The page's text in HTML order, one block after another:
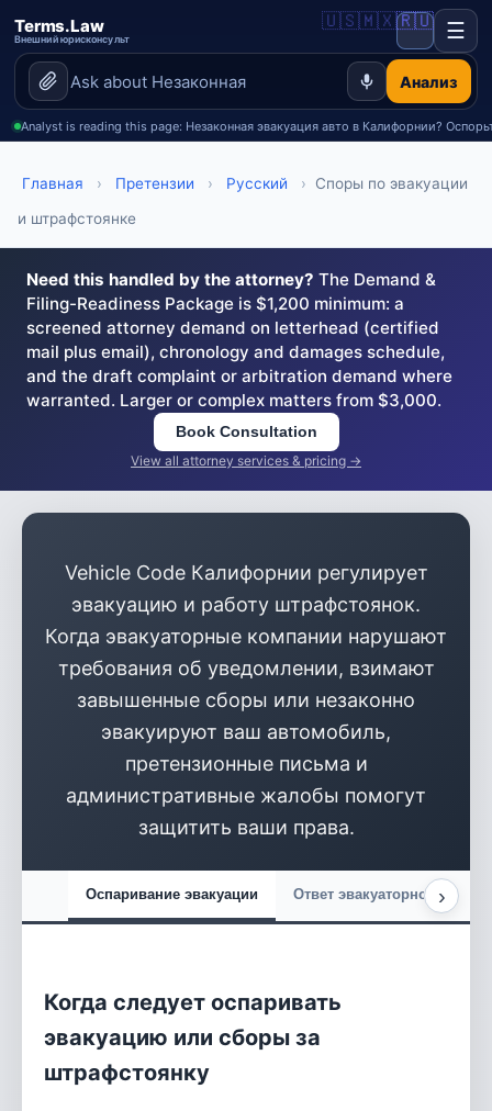
Terms.Law
Внешний юрисконсульт
Анализ
🇺🇸🇲🇽🇷🇺 ☰
Analyst is reading this page: Незаконная эвакуация авто в Калифорнии?
Главная › Претензии › Русский ›
Споры по эвакуации
и штрафстоянке
Need this handled by the attorney? The Demand &
Filing-Readiness Package is $1,200 minimum: a
screened attorney demand on letterhead (certified
mail plus email), chronology and damages schedule,
and the draft complaint or arbitration demand where
warranted. Larger or complex matters from $3,000.
Book Consultation
View all attorney services & pricing →
Vehicle Code Калифорнии регулирует
эвакуацию и работу штрафстоянок.
Когда эвакуаторные компании нарушают
требования об уведомлении, взимают
завышенные сборы или незаконно
эвакуируют ваш автомобиль,
претензионные письма и
административные жалобы помогут
защитить ваши права.
Оспаривание эвакуации Ответ эвакуаторной›
Когда следует оспаривать
эвакуацию или сборы за
штрафстоянку